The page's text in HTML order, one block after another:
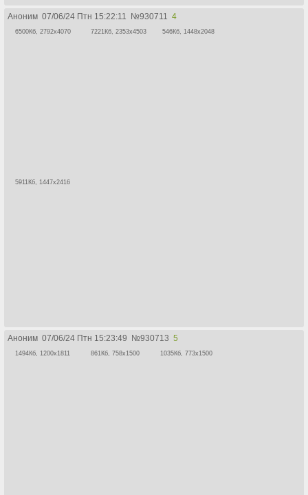
Аноним 07/06/24 Птн 15:22:11 №930711 4
6500Кб, 2792x4070 7221Кб, 2353x4503 546Кб, 1448x2048
5911Кб, 1447x2416
Аноним 07/06/24 Птн 15:23:49 №930713 5
1494Кб, 1200x1811 861Кб, 758x1500 1035Кб, 773x1500